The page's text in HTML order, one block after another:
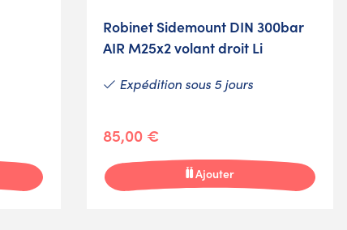
Robinet Sidemount DIN 300bar
AIR M25x2 volant droit Li
Expédition sous 5 jours
85,00 €
Ajouter